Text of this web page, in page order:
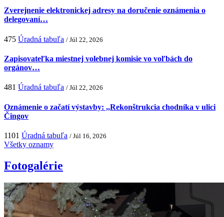
Zverejnenie elektronickej adresy na doručenie oznámenia o
delegovaní…
475 Úradná tabuľa / Júl 22, 2026
Zapisovateľka miestnej volebnej komisie vo voľbách do
orgánov…
481 Úradná tabuľa / Júl 22, 2026
Oznámenie o začatí výstavby: ,,Rekonštrukcia chodníka v ulici
Čingov
1101 Úradná tabuľa / Júl 16, 2026
Všetky oznamy
Fotogalérie